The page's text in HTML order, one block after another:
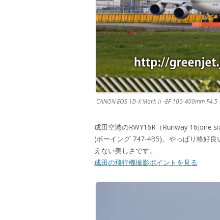
CANON EOS 1D-X MarkⅡ･EF 100-400mm
成田空港のRWY16R（Runway 16[one
(ボーイング 747-4B5)。やっぱり格好
えない美しさです。
成田の飛行機撮影ポイントを見る